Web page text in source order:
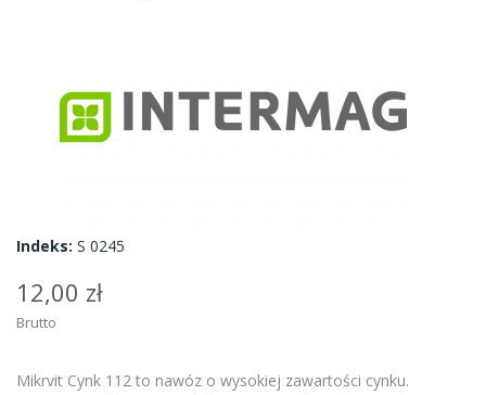
Indeks: S 0245
12,00 zł
Brutto
Mikrvit Cynk 112 to nawóz o wysokiej zawartości cynku.